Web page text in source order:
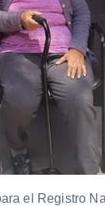
el Registro